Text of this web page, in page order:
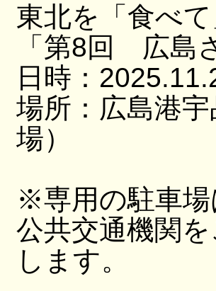
東北を「食べ
「第8回 広島
日時：
場所：広島港
場）
※専用の駐車
公共交通機関
します。